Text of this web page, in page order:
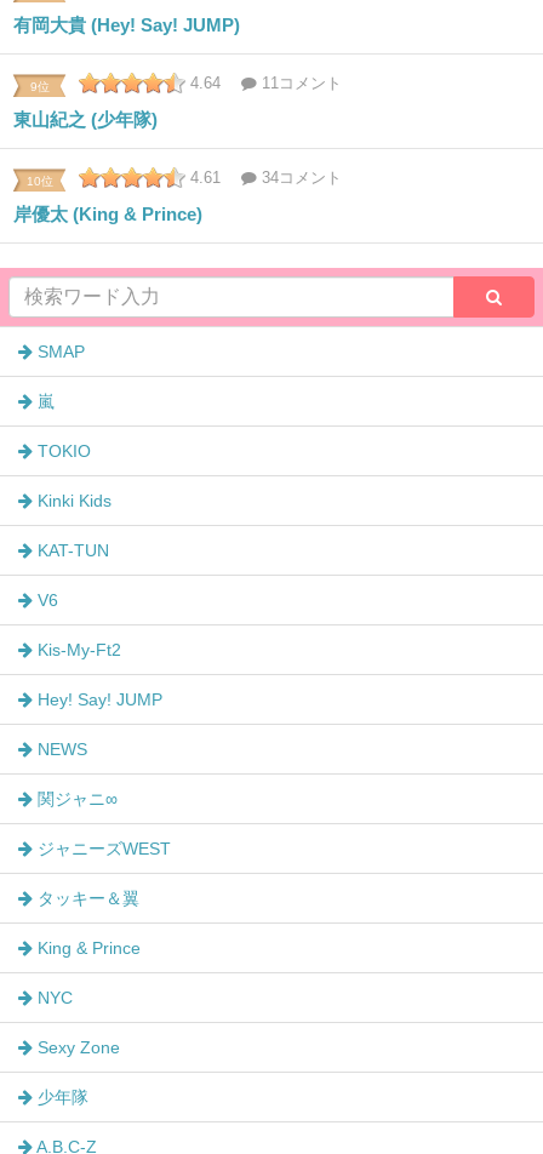
有岡大貴 (Hey! Say! JUMP)
9位 4.64 11コメント
東山紀之 (少年隊)
10位 4.61 34コメント
岸優太 (King & Prince)
SMAP
嵐
TOKIO
Kinki Kids
KAT-TUN
V6
Kis-My-Ft2
Hey! Say! JUMP
NEWS
関ジャニ∞
ジャニーズWEST
タッキー＆翼
King & Prince
NYC
Sexy Zone
少年隊
A.B.C-Z